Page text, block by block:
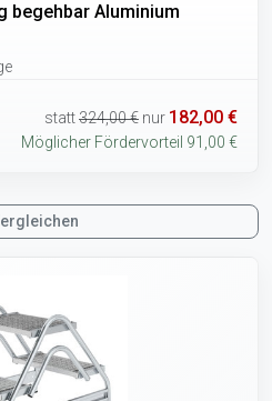
begehbar Aluminium
statt324,00 € nur 182,00 €
Möglicher Fördervorteil 91,00 €